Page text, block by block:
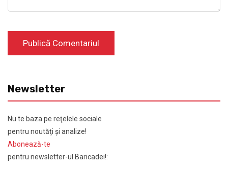
Newsletter
Nu te baza pe reţelele sociale
pentru noutăţi şi analize!
Abonează-te
pentru newsletter-ul Baricadei!: